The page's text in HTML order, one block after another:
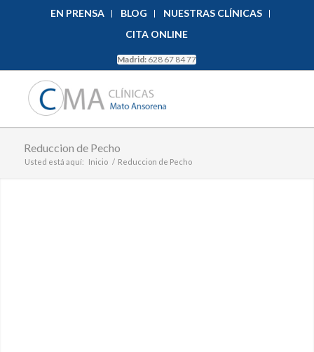
EN PRENSA BLOG
NUESTRAS CLÍNICAS
CITA ONLINE
Madrid: 628 67 84 77
Reduccion de Pecho
Usted está aquí: Inicio / Reduccion de Pecho